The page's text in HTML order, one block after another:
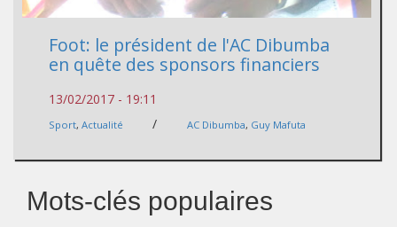
Foot: le président de l'AC Dibumba
en quête des sponsors financiers
13/02/2017 - 19:11
Sport, Actualité / AC Dibumba, Guy Mafuta
Mots-clés populaires